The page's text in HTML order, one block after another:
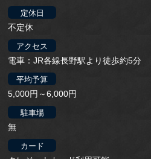
定休日
不定休
アクセス
電車：JR各線長野駅より徒歩約5分
平均予算
5,000円～6,000円
駐車場
無
カード